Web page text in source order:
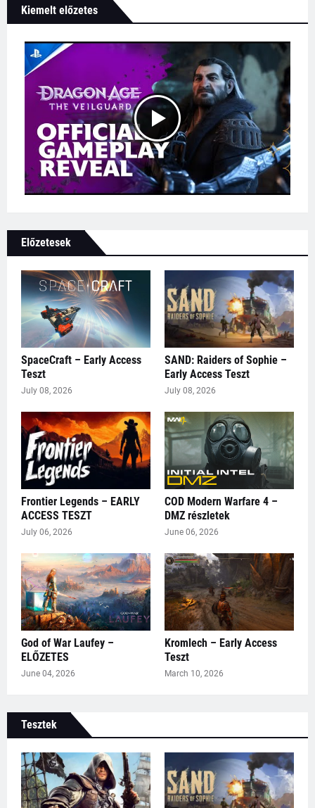
Kiemelt előzetes
Előzetesek
SpaceCraft – Early Access
Teszt
July 08, 2026
SAND: Raiders of Sophie –
Early Access Teszt
July 08, 2026
Frontier Legends – EARLY
ACCESS TESZT
July 06, 2026
COD Modern Warfare 4 –
DMZ részletek
June 06, 2026
God of War Laufey –
ELŐZETES
June 04, 2026
Kromlech – Early Access
Teszt
March 10, 2026
Tesztek